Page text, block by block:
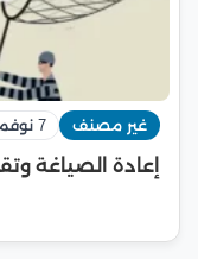
غير مصنف 7 نوفمبر 2024
إعادة الصياغة